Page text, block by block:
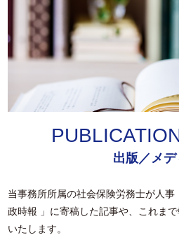
出版／メ
当事務所所属の社会保険労務士が人
政時報 」に寄稿した記事や、これま
いたします。